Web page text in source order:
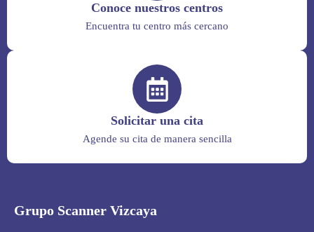
Conoce nuestros centros
Encuentra tu centro más cercano
Solicitar una cita
Agende su cita de manera sencilla
Grupo Scanner Vizcaya